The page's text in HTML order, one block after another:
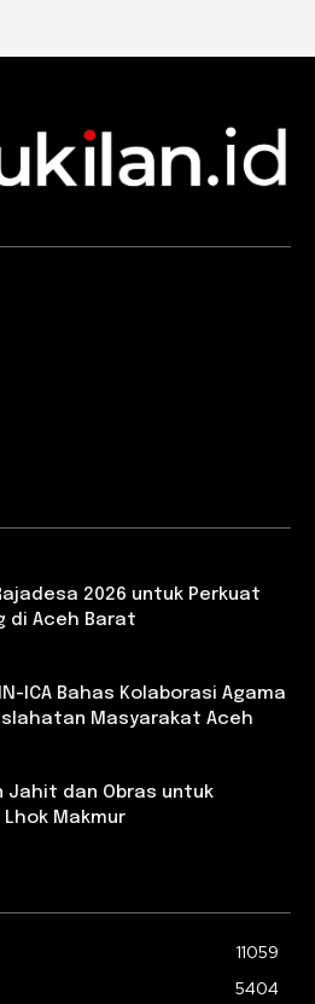
2026 untuk Perkuat
di Aceh Barat
ICA Bahas Kolaborasi Agama
Masyarakat Aceh
Jahit dan Obras untuk
Makmur
11059
5404